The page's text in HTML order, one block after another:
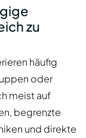
zu
häufig
oder
meist auf
begrenzte
und direkte